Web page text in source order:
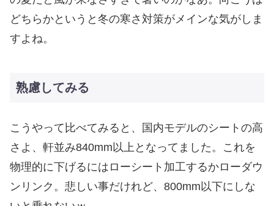
どちらかというと冬の寒さ対策がメインな気がしま
すよね。
熟慮してみる
こうやって比べてみると、国内モデルのシートの高
さよ、軒並み840mm以上となってました。これを
物理的に下げるにはローシート加工するかローダウ
ンリンク。悲しい事だけれど、800mm以下にしな